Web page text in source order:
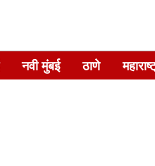
नवी मुंबई ठाणे